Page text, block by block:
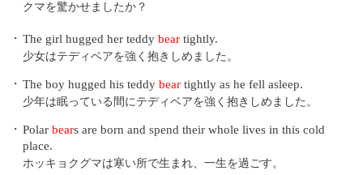
クマを驚かせましたか？
・ The girl hugged her teddy bear tightly.
少女はテディベアを強く抱きしめました。
・ The boy hugged his teddy bear tightly as he fell asleep.
少年は眠っている間にテディベアを強く抱きしめました。
・ Polar bears are born and spend their whole lives in this cold
place.
ホッキョクグマは寒い所で生まれ、一生を過ごす。